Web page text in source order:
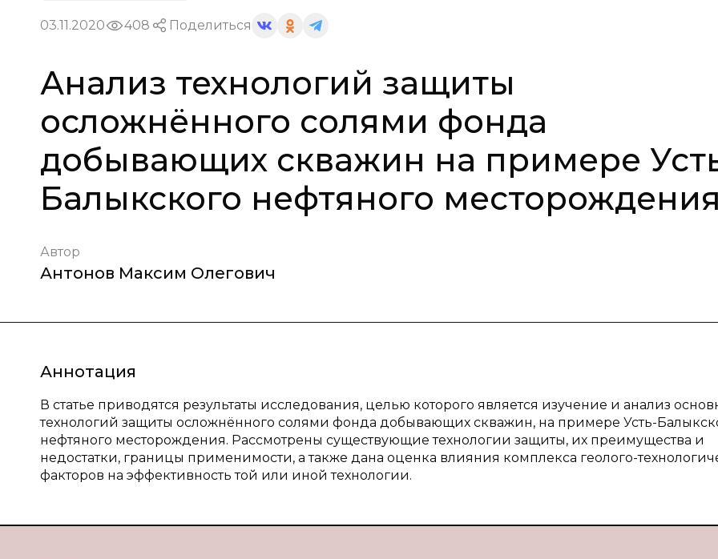
03.11.2020 408 Поделиться
Анализ технологий защиты
осложнённого солями фонда
добывающих скважин на примере
Балыкского нефтяного месторождения
Автор
Антонов Максим Олегович
Аннотация
В статье приводятся результаты исследования, целью которого является изучение и анализ
технологий защиты осложнённого солями фонда добывающих скважин, на примере Усть-
нефтяного месторождения. Рассмотрены существующие технологии защиты, их преимущества и
недостатки, границы применимости, а также дана оценка влияния комплекса геолого-
факторов на эффективность той или иной технологии.